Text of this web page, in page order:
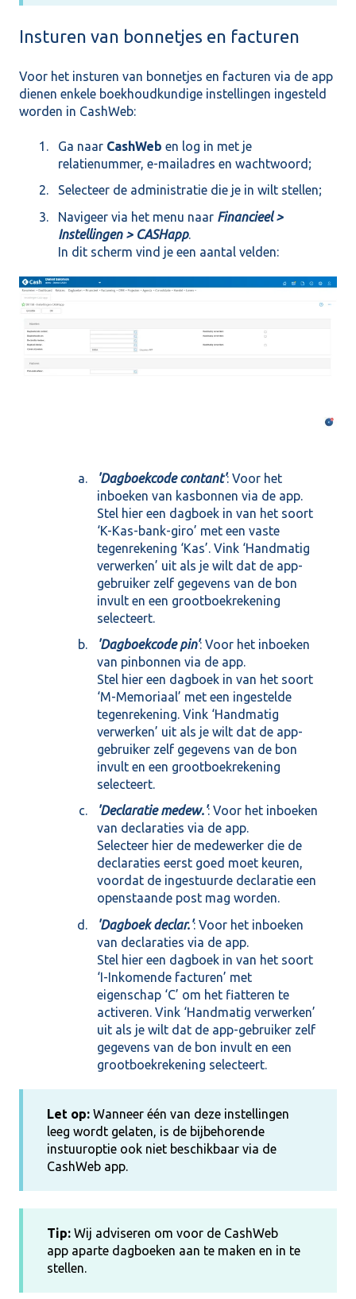
Insturen van bonnetjes en facturen
Voor het insturen van bonnetjes en facturen via de app
dienen enkele boekhoudkundige instellingen ingesteld
worden in CashWeb:
Ga naar CashWeb en log in met je
relatienummer, e-mailadres en wachtwoord;
Selecteer de administratie die je in wilt stellen;
Navigeer via het menu naar Financieel >
Instellingen > CASHapp.
In dit scherm vind je een aantal velden:
'Dagboekcode contant': Voor het
inboeken van kasbonnen via de app.
Stel hier een dagboek in van het soort
‘K-Kas-bank-giro’ met een vaste
tegenrekening ‘Kas’. Vink ‘Handmatig
verwerken’ uit als je wilt dat de app-
gebruiker zelf gegevens van de bon
invult en een grootboekrekening
selecteert.
'Dagboekcode pin': Voor het inboeken
van pinbonnen via de app.
Stel hier een dagboek in van het soort
‘M-Memoriaal’ met een ingestelde
tegenrekening. Vink ‘Handmatig
verwerken’ uit als je wilt dat de app-
gebruiker zelf gegevens van de bon
invult en een grootboekrekening
selecteert.
'Declaratie medew.': Voor het inboeken
van declaraties via de app.
Selecteer hier de medewerker die de
declaraties eerst goed moet keuren,
voordat de ingestuurde declaratie een
openstaande post mag worden.
'Dagboek declar.': Voor het inboeken
van declaraties via de app.
Stel hier een dagboek in van het soort
‘I-Inkomende facturen’ met
eigenschap ‘C’ om het fiatteren te
activeren. Vink ‘Handmatig verwerken’
uit als je wilt dat de app-gebruiker zelf
gegevens van de bon invult en een
grootboekrekening selecteert.
Let op: Wanneer één van deze instellingen
leeg wordt gelaten, is de bijbehorende
instuuroptie ook niet beschikbaar via de
CashWeb app.
Tip: Wij adviseren om voor de CashWeb
app aparte dagboeken aan te maken en in te
stellen.